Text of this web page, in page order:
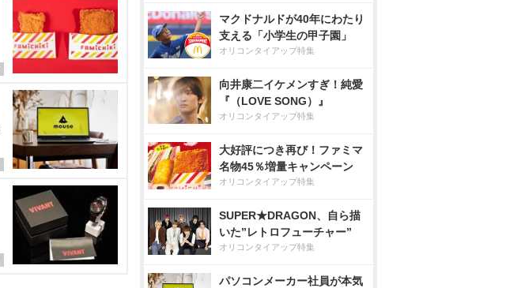
マクドナルドが40年にわたり
支える「小学生の甲子園」
オリコンタイアップ特集
向井康二イケメンすぎ！純愛
『（LOVE SONG）』
オリコンタイアップ特集
大好評につき再び！ファミマ
名物45％増量キャンペーン
オリコンタイアップ特集
SUPER★DRAGON、自ら描
いた”レトロフューチャー”
オリコンタイアップ特集
パソコンメーカー社員が本気